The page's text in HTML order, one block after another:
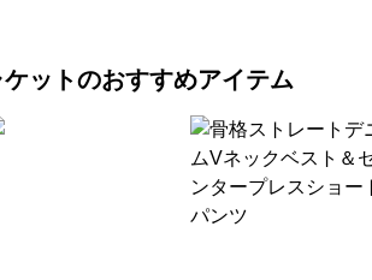
ットのおすすめアイテム